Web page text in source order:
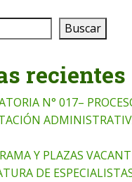
Buscar
recientes
N° 017–
Y PLAZAS
DE